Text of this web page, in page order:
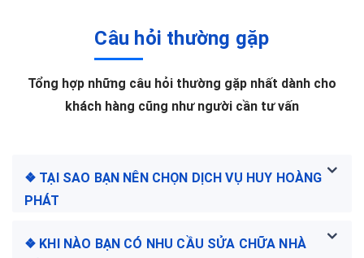
Câu hỏi thường gặp
Tổng hợp những câu hỏi thường gặp nhất dành cho
khách hàng cũng như người cần tư vấn
❖ TẠI SAO BẠN NÊN CHỌN DỊCH VỤ HUY HOÀNG
PHÁT
❖ KHI NÀO BẠN CÓ NHU CẦU SỬA CHỮA NHÀ